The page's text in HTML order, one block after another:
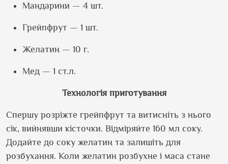
Мандарини — 4 шт.
Грейпфрут — 1 шт.
Желатин — 10 г.
Мед — 1 ст.л.
Технологія приготування
Спершу розріжте грейпфрут та витисніть з нього
сік, вийнявши кісточки. Відміряйте 160 мл соку.
Додайте до соку желатин та залишіть для
розбухання. Коли желатин розбухне і маса стане